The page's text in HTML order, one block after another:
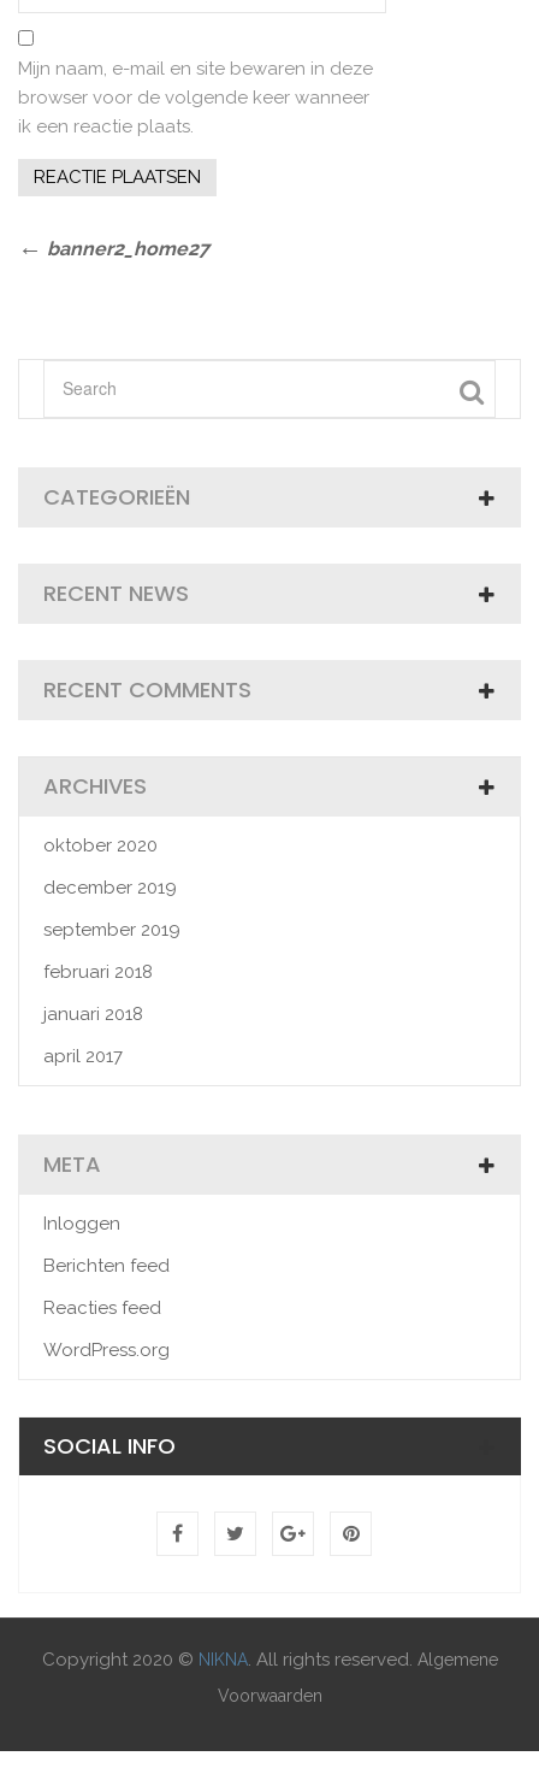
Mijn naam, e-mail en site bewaren in deze
browser voor de volgende keer wanneer
ik een reactie plaats.
Bericht
Previous
banner2_home27
CATEGORIEËN
RECENT NEWS
RECENT COMMENTS
ARCHIVES
oktober 2020
december 2019
september 2019
februari 2018
januari 2018
april 2017
META
Inloggen
Berichten feed
Reacties feed
WordPress.org
SOCIAL INFO
Copyright 2020 © NIKNA. All rights reserved. Algemene
Voorwaarden